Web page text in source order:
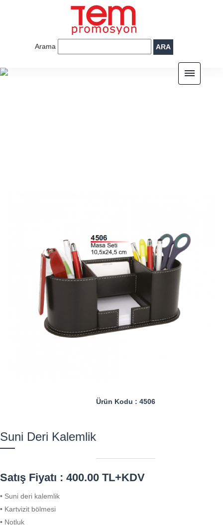
Arama ARA
Suni Deri Kalemlik
Ürün Kodu : 4506
Satış Fiyatı : 400.00 TL+KDV
• Suni deri kalemlik
• Kartvizit bölmesi
• Notluk